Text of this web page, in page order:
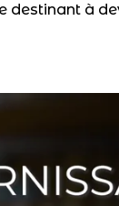
destinant à